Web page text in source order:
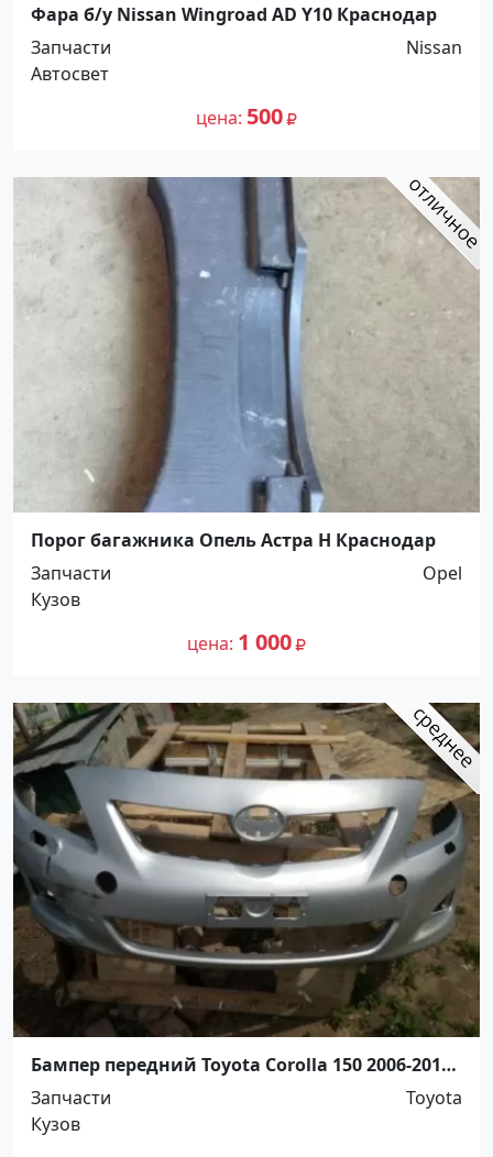
Фара б/у Nissan Wingroad AD Y10 Краснодар
Запчасти
Nissan
Автосвет
цена 500
Порог багажника Опель Астра Н Краснодар
Запчасти
Opel
Кузов
цена 1 000
Бампер передний Toyota Corolla 150 2006-2010
Краснодар
Запчасти
Toyota
Кузов